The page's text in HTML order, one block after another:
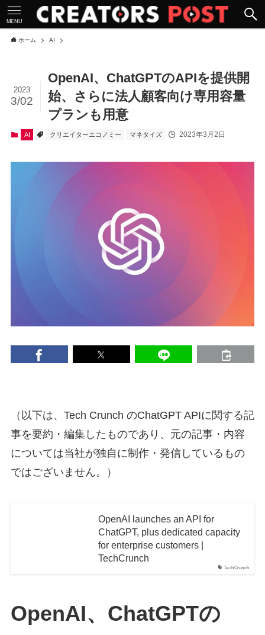
MENU
ホーム AI
OpenAI、ChatGPTのAPIを提供開
始、さらに法人顧客向け専用容量
プランも用意
2023
3/02
AI クリエイターエコノミー マネタイズ 2023年3月2日
（以下は、Tech Crunch のChatGPT APIに関する記
事を要約・編集したものであり、元の記事・内容
については当社が独自に制作・発信しているもの
ではございません。）
TechCrunch
OpenAI launches an API for
ChatGPT, plus dedicated capacity
for enterprise customers |
TechCrunch
OpenAI、ChatGPTの